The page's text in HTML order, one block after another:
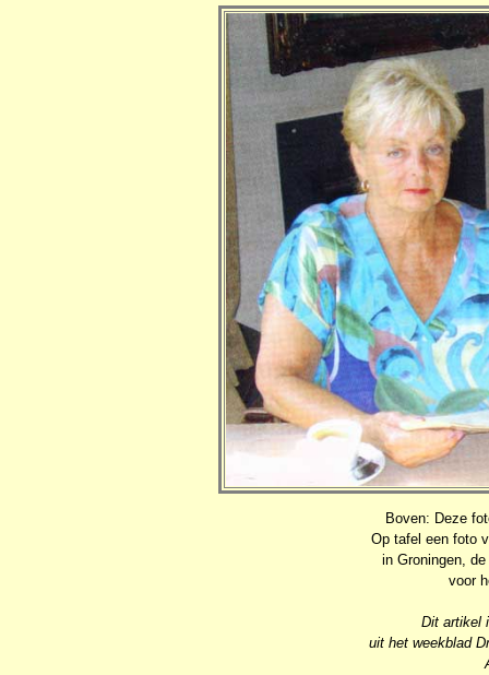
Boven: Deze
Op tafel een foto
in Groningen,
voor
Dit artikel
uit het weekblad